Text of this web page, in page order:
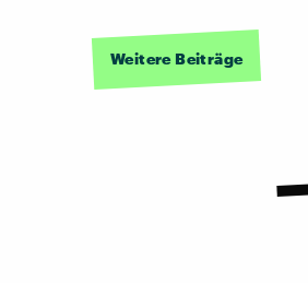
Weitere Beiträge